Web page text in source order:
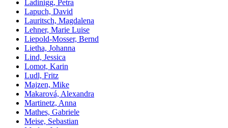
Ladinigg, Petra
Lapuch, David
Lauritsch, Magdalena
Lehner, Marie Luise
Liepold-Mosser, Bernd
Lietha, Johanna
Lind, Jessica
Lomot, Karin
Ludl, Fritz
Majzen, Mike
Makarová, Alexandra
Martinetz, Anna
Mathes, Gabriele
Meise, Sebastian